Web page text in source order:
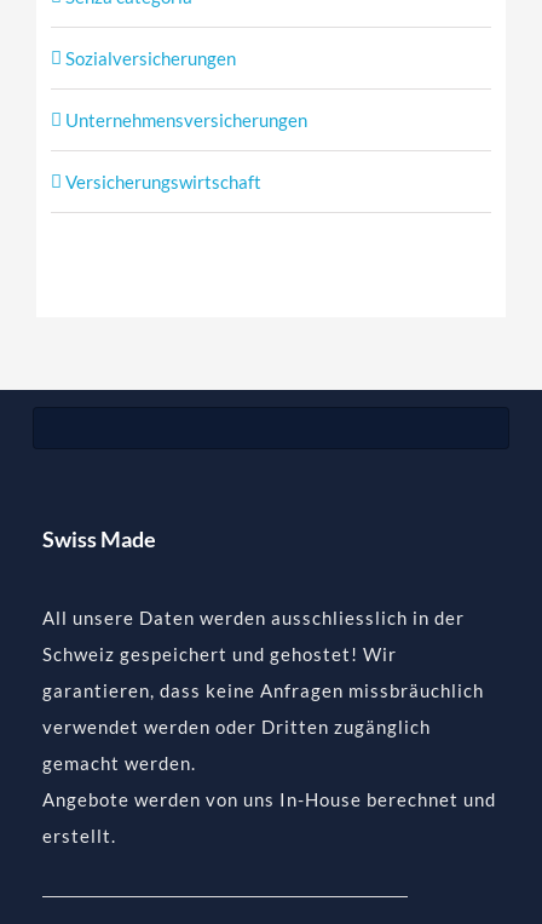
Sozialversicherungen
Unternehmensversicherungen
Versicherungswirtschaft
Swiss Made
All unsere Daten werden ausschliesslich in der
Schweiz gespeichert und gehostet! Wir
garantieren, dass keine Anfragen missbräuchlich
verwendet werden oder Dritten zugänglich
gemacht werden.
Angebote werden von uns In-House berechnet und
erstellt.